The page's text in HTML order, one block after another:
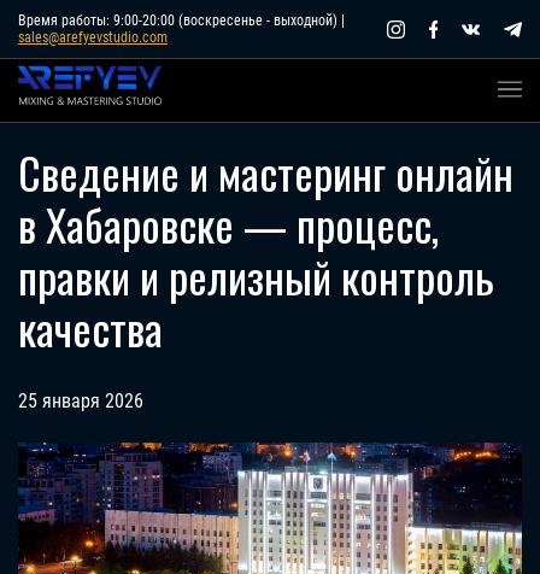
Skip
content
Время работы: 9:00-20:00 (воскресенье - выходной) |
sales@arefyevstudio.com
Сведение и мастеринг онлайн
в Хабаровске — процесс,
правки и релизный контроль
качества
25 января 2026